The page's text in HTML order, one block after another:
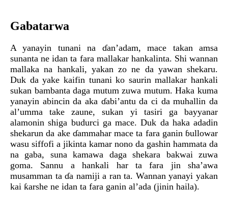
Gabatarwa
A yanayin tunani na ɗan’adam, mace takan amsa
sunanta ne idan ta fara mallakar hankalinta. Shi wannan
mallaka na hankali, yakan zo ne da yawan shekaru.
Duk da yake kaifin tunani ko saurin mallakar hankali
sukan bambanta daga mutum zuwa mutum. Haka kuma
yanayin abincin da aka ɗabi’antu da ci da muhallin da
al’umma take zaune, sukan yi tasiri ga bayyanar
alamonin shiga budurci ga mace. Duk da haka adadin
shekarun da ake ɗammahar mace ta fara ganin ɓullowar
wasu siffofi a jikinta kamar nono da gashin hammata da
na gaba, suna kamawa daga shekara bakwai zuwa
goma. Sannu a hankali har ta fara jin sha’awa
musamman ta ɗa namiji a ran ta. Wannan yanayi yakan
kai ƙarshe ne idan ta fara ganin al’ada (jinin haila).